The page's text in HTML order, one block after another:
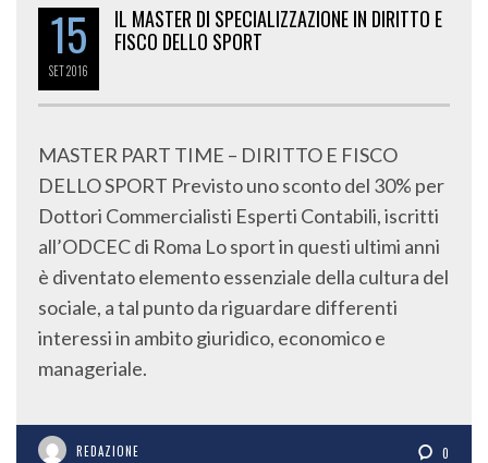
15
SET2016
IL MASTER DI SPECIALIZZAZIONE IN DIRITTO E
FISCO DELLO SPORT
MASTER PART TIME – DIRITTO E FISCO
DELLO SPORT Previsto uno sconto del 30% per
Dottori Commercialisti Esperti Contabili, iscritti
all’ODCEC di Roma Lo sport in questi ultimi anni
è diventato elemento essenziale della cultura del
sociale, a tal punto da riguardare differenti
interessi in ambito giuridico, economico e
manageriale.
REDAZIONE 0